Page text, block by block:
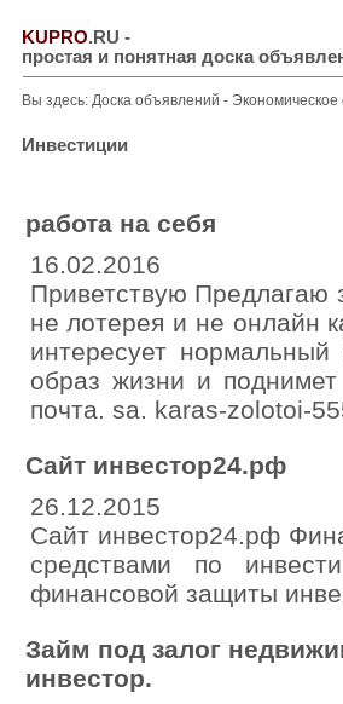
KUPRO.RU -
простая и понятная доска
Вы здесь: Доска объявлений - Экономическое
Инвестиции
работа на себя
16.02.2016
Приветствую Предлагаю
не лотерея и не онлайн
интересует
образ жизни и
почта. sa. karas-zolotoi-
Сайт инвестор24.рф
26.12.2015
Сайт инвестор24.рф
средствами по
финансовой защиты
Займ под залог
инвестор.